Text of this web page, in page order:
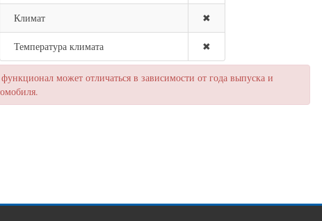
Климат ✖
Температура климата ✖
может отличаться в зависимости от года выпуска и